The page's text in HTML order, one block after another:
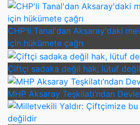
CHP'li Tanal'dan Aksaray'daki
için hükümete çağrı
Çiftçi sadaka değil hak, lütuf
MHP Aksaray Teşkilatı’ndan